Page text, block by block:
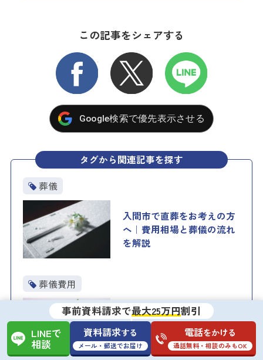
この記事をシェアする
FACEBOOK
Google検索で優先表示させる
タグから関連記事を探す
葬儀
入間市で直葬をお考えの方
へ｜費用相場と葬儀の流れ
を解説
葬儀費用
さいたま市見沼区で葬儀費
用を安くしたい方へ｜形式
別の相場と節約の5つの方法
事前資料請求で最大25万円割引
LINEで
相談
資料請求する
メール・郵送でお届け
電話をかける
通話無料・相談のみもOK